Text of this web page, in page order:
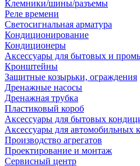
Клемники/шины/разъемы
Реле времени
Светосигнальная арматура
Кондиционирование
Кондиционеры
Аксессуары для бытовых и
Кронштейны
Защитные козырьки, ограждения
Дренажные насосы
Дренажная трубка
Пластиковый короб
Аксессуары для бытовых
Аксессуары для автомобильных
Производство агрегатов
Проектирование и монтаж
Сервисный центр